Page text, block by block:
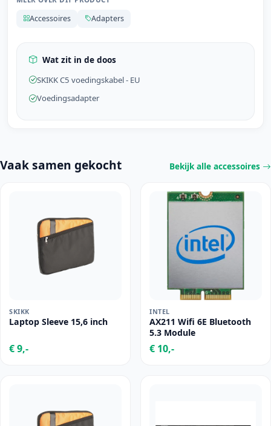
Accessoires Adapters
Wat zit in de doos
SKIKK C5 voedingskabel - EU
Voedingsadapter
Vaak samen gekocht Bekijk alle accessoires
SKIKK
Laptop Sleeve 15,6 inch
€ 9,-
INTEL
AX211 Wifi 6E Bluetooth
5.3 Module
€ 10,-